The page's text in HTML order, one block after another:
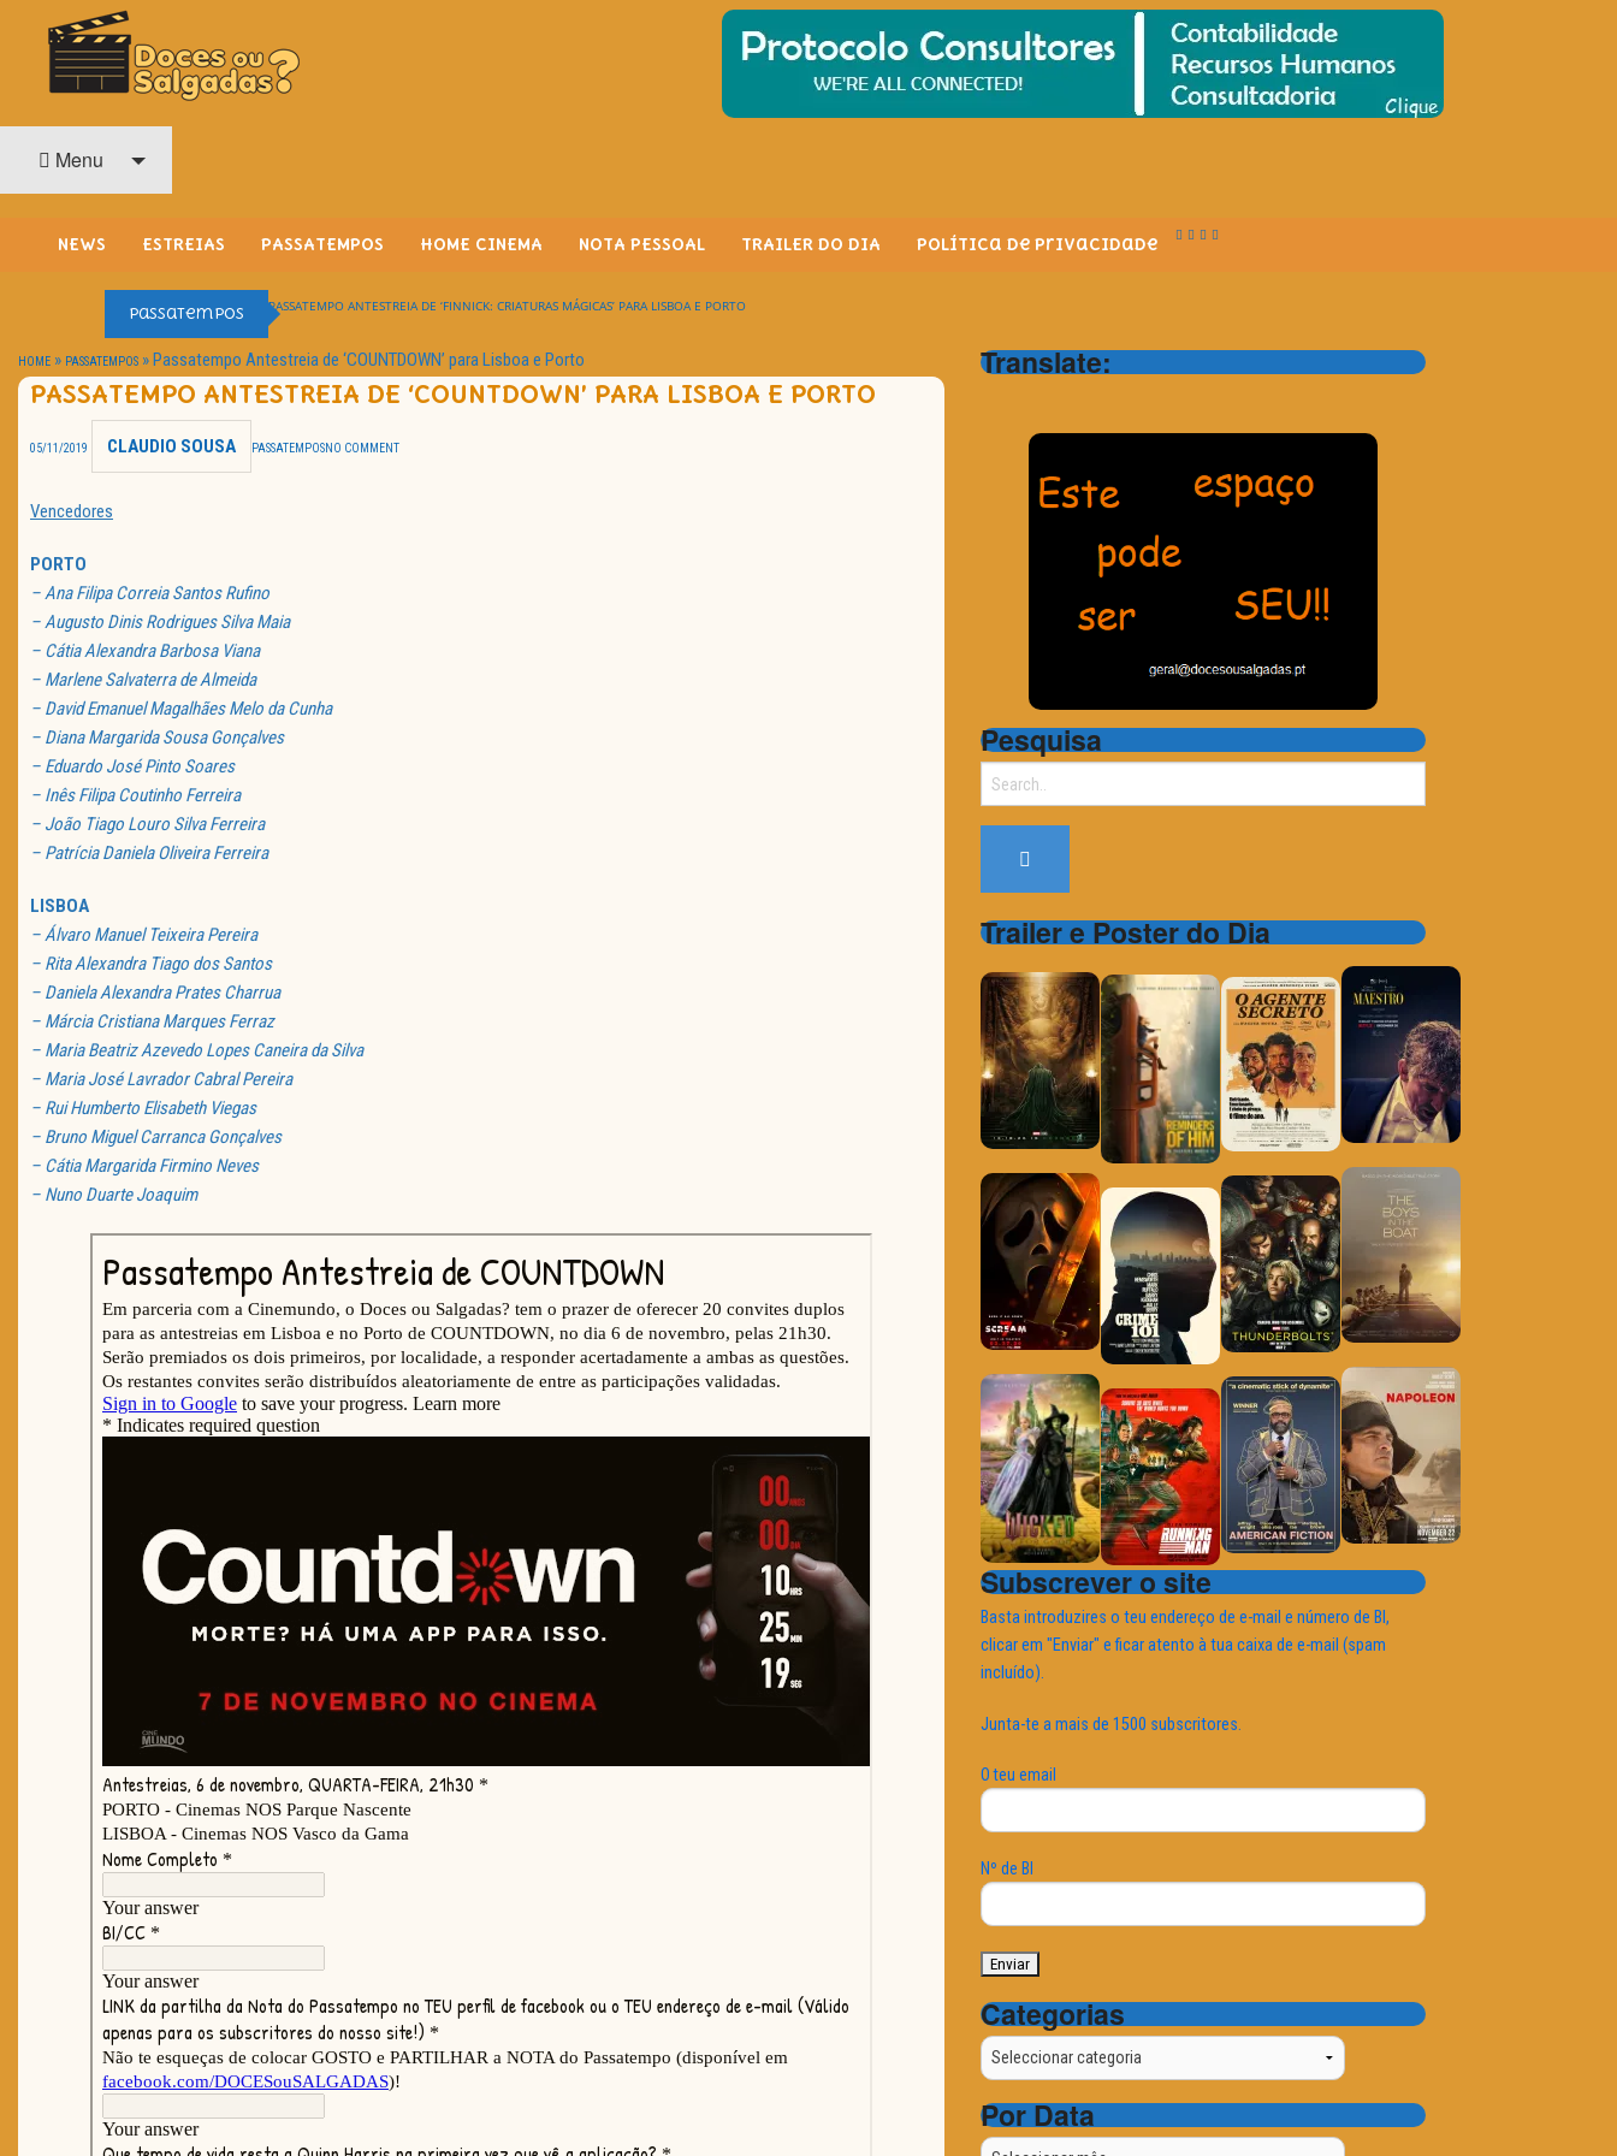
O Cinema? Uma Paixão!!
Menu
NEWS ESTREIAS PASSATEMPOS HOME CINEMA NOTA PESSOAL TRAILER DO DIA Política de Privacidade
Passatempos PASSATEMPO ANTESTREIA DE ‘FINNICK: CRIATURAS MÁGICAS’ PARA LISBOA E PORTO
HOME » PASSATEMPOS »Passatempo Antestreia de ‘COUNTDOWN’ para Lisboa e Porto
PASSATEMPO ANTESTREIA DE ‘COUNTDOWN’ PARA LISBOA E PORTO
05/11/2019 CLAUDIO SOUSA PASSATEMPOSNO COMMENT
Vencedores
PORTO
– Ana Filipa Correia Santos Rufino
– Augusto Dinis Rodrigues Silva Maia
– Cátia Alexandra Barbosa Viana
– Marlene Salvaterra de Almeida
– David Emanuel Magalhães Melo da Cunha
– Diana Margarida Sousa Gonçalves
– Eduardo José Pinto Soares
– Inês Filipa Coutinho Ferreira
– João Tiago Louro Silva Ferreira
– Patrícia Daniela Oliveira Ferreira
LISBOA
– Álvaro Manuel Teixeira Pereira
– Rita Alexandra Tiago dos Santos
– Daniela Alexandra Prates Charrua
– Márcia Cristiana Marques Ferraz
– Maria Beatriz Azevedo Lopes Caneira da Silva
– Maria José Lavrador Cabral Pereira
– Rui Humberto Elisabeth Viegas
– Bruno Miguel Carranca Gonçalves
– Cátia Margarida Firmino Neves
– Nuno Duarte Joaquim
Translate:
Pesquisa
Trailer e Poster do Dia
Subscrever o site
Basta introduzires o teu endereço de e-mail e número de BI,
clicar em "Enviar" e ficar atento à tua caixa de e-mail (spam
incluído).
Junta-te a mais de 1500 subscritores.
O teu email
Nº de BI
Categorias
Categorias
Por Data
Por